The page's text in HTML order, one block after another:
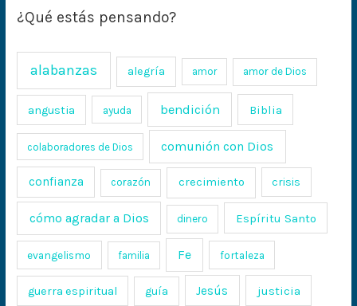
¿Qué estás pensando?
alabanzas alegría amor amor de Dios
angustia ayuda bendición Biblia
colaboradores de Dios comunión con Dios
confianza corazón crecimiento crisis
cómo agradar a Dios dinero Espíritu Santo
evangelismo familia Fe fortaleza
guerra espiritual guía Jesús justicia